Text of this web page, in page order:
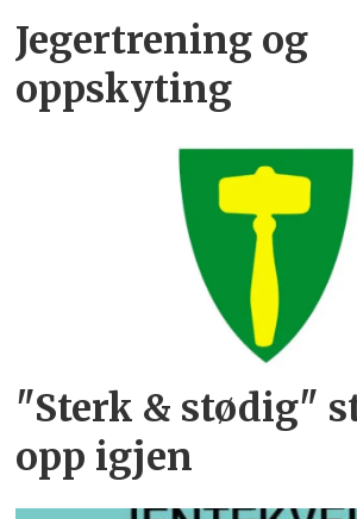
Jegertrening og
oppskyting
"Sterk & stødig"
opp igjen